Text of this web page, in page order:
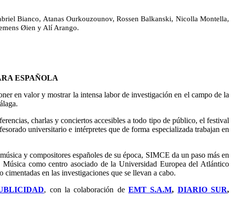
Bianco, Atanas Ourkouzounov, Rossen Balkanski, Nicolla Montella,
Øien y Alí Arango.
ESPAÑOLA
en valor y mostrar la intensa labor de investigación en el campo de la
charlas y conciertos accesibles a todo tipo de público, el festival
universitario e intérpretes que de forma especializada trabajan en
y compositores españoles de su época, SIMCE da un paso más en
como centro asociado de la Universidad Europea del Atlántico
en las investigaciones que se llevan a cabo.
, con la colaboración deEMT S.A.M, DIARIO SUR,